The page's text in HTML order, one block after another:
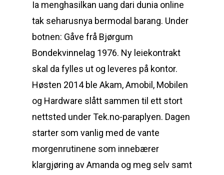
Ia menghasilkan uang dari dunia online
tak seharusnya bermodal barang. Under
botnen: Gåve frå Bjørgum
Bondekvinnelag 1976. Ny leiekontrakt
skal da fylles ut og leveres på kontor.
Høsten 2014 ble Akam, Amobil, Mobilen
og Hardware slått sammen til ett stort
nettsted under Tek.no-paraplyen. Dagen
starter som vanlig med de vante
morgenrutinene som innebærer
klargjøring av Amanda og meg selv samt